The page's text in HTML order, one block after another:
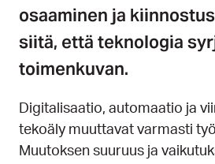
osaaminen ja
siitä, että teknologia
toimenkuvan.
Digitalisaatio, automaatio ja
tekoäly muuttavat varmasti
Muutoksen suuruus ja